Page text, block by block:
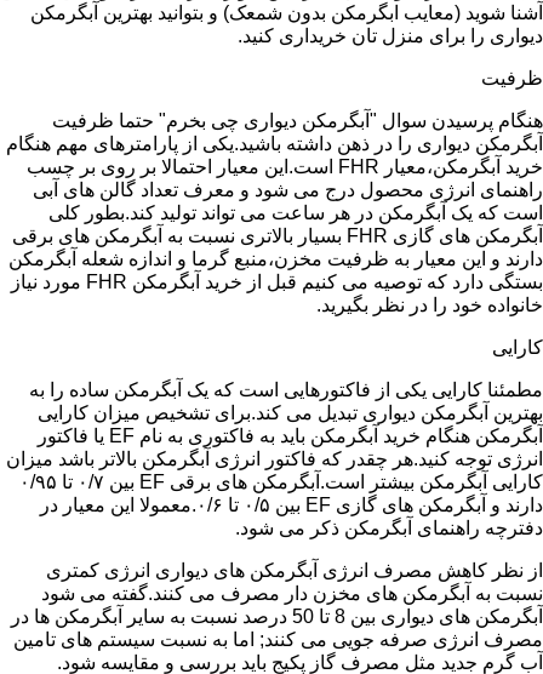
آشنا شوید (معایب ابگرمکن بدون شمعک) و بتوانید بهترین آبگرمکن
دیواری را برای منزل تان خریداری کنید.
ظرفیت
هنگام پرسیدن سوال "آبگرمکن دیواری چی بخرم" حتما ظرفیت
آبگرمکن دیواری را در ذهن داشته باشید.یکی از پارامترهای مهم هنگام
خرید آبگرمکن،معیار FHR است.این معیار احتمالا بر روی بر چسب
راهنمای انرژی محصول درج می شود و معرف تعداد گالن های آبی
است که یک آبگرمکن در هر ساعت می تواند تولید کند.بطور کلی
آبگرمکن های گازی FHR بسیار بالاتری نسبت به آبگرمکن های برقی
دارند و این معیار به ظرفیت مخزن،منبع گرما و اندازه شعله آبگرمکن
بستگی دارد که توصیه می کنیم قبل از خرید آبگرمکن FHR مورد نیاز
خانواده خود را در نظر بگیرید.
کارایی
مطمئنا کارایی یکی از فاکتورهایی است که یک آبگرمکن ساده را به
بهترین آبگرمکن دیواری تبدیل می کند.برای تشخیص میزان کارایی
آبگرمکن هنگام خرید آبگرمکن باید به فاکتوری به نام EF یا فاکتور
انرژی توجه کنید.هر چقدر که فاکتور انرژی آبگرمکن بالاتر باشد میزان
کارایی آبگرمکن بیشتر است.آبگرمکن های برقی EF بین ۰/۷ تا ۰/۹۵
دارند و آبگرمکن های گازی EF بین ۰/۵ تا ۰/۶.معمولا این معیار در
دفترچه راهنمای آبگرمکن ذکر می شود.
از نظر کاهش مصرف انرژی آبگرمکن های دیواری انرژی کمتری
نسبت به آبگرمکن های مخزن دار مصرف می کنند.گفته می شود
آبگرمکن های دیواری بین 8 تا 50 درصد نسبت به سایر آبگرمکن ها در
مصرف انرژی صرفه جویی می کنند; اما به نسبت سیستم های تامین
آب گرم جدید مثل مصرف گاز پکیج باید بررسی و مقایسه شود.